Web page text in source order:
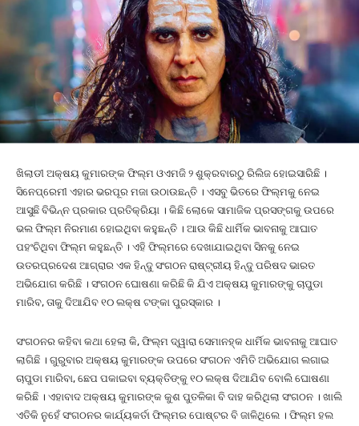
ଖିଲାଡୀ ଅକ୍ଷୟ କୁମାରଙ୍କ ଫିଲ୍ମ ଓଏମଜି ୨ ଶୁକ୍ରବାରଠୁ ରିଲିଜ ହୋଇସାରିଛି ।
ସିନେପ୍ରେମୀ ଏହାର ଭରପୂର ମଜା ଉଠାଉଛନ୍ତି । ଏସବୁ ଭିତରେ ଫିଲ୍ମକୁ ନେଇ
ଆସୁଛି ବିଭିନ୍ନ ପ୍ରକାର ପ୍ରତିକ୍ରିୟା । କିଛି ଲୋକେ ସାମାଜିକ ପ୍ରସଙ୍ଗକୁ ଉପରେ
ଭଲ ଫିଲ୍ମ ନିରମାଣ ହୋଇଥିବା କହୁଛନ୍ତି । ଆଉ କିଛି ଧାର୍ମିକ ଭାବନାକୁ ଆଘାତ
ପହଂଚିଥିବା ଫିଲ୍ମ କହୁଛନ୍ତି । ଏହି ଫିଲ୍ମରେ ଦେଖାଯାଇଥିବା ସିନକୁ ନେଇ
ଉତରପ୍ରଦେଶ ଆଗ୍ରାର ଏକ ହିନ୍ଦୁ ସଂଗଠନ ରାଷ୍ଟ୍ରୀୟ ହିନ୍ଦୁ ପରିଷଦ ଭାରତ
ଅଭିଯୋଗ କରିଛି । ସଂଗଠନ ଘୋଷଣା କରିଛି କି ଯିଏ ଅକ୍ଷୟ କୁମାରଙ୍କୁ ଚାପୁଡା
ମାରିବ, ତାକୁ ଦିଆଯିବ ୧୦ ଲକ୍ଷ ଟଙ୍କା ପୁରସ୍କାର ।
ସଂଗଠନର କହିବା କଥା ହେଲା କି, ଫିଲ୍ମ ଦ୍ୱାରା ସେମାନହ୍‌କ ଧାର୍ମିକ ଭାବନାକୁ ଆଘାତ
ଲାଗିଛି । ଗୁରୁବାର ଅକ୍ଷୟ କୁମାରଙ୍କ ଉପରେ ସଂଗଠନ ଏମିତି ଅଭିଯୋଗ ଲଗାଇ
ଚାପୁଡା ମାରିବା, ଛେପ ପକାଇବା ବ୍ୟକ୍ତିଙ୍କୁ ୧୦ ଲକ୍ଷ ଦିଆଯିବ ବୋଲି ଘୋଷଣା
କରିଛି । ଏହାବାଦ ଅକ୍ଷୟ କୁମାରଙ୍କ କୁଶ ପୁତଳିକା ବି ଦାହ କରିଥିଲା ସଂଗଠନ । ଖାଲି
ଏତିକି ନୁହେଁ ସଂଗଠନର କାର୍ଯ୍ୟକର୍ତା ଫିଲ୍ମର ପୋଷ୍ଟର ବି ଜାଳିଥିଲେ । ଫିଲ୍ମ ହଲ